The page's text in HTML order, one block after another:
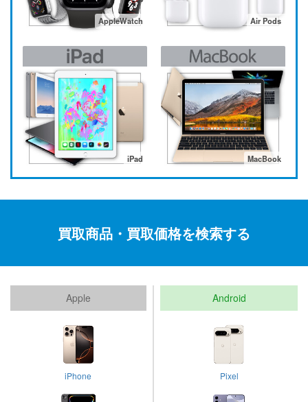
AppleWatch Air Pods
iPad MacBook
買取商品・買取価格を検索する
Apple
iPhone
Android
Pixel